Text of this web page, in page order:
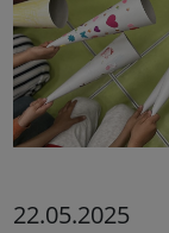
22.05.2025